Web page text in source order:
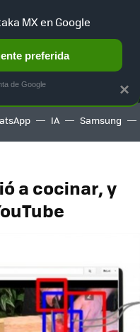
NUEVO
AUTO
IA Samsung
a cocinar, y
×
MX en Google
preferida
de Google